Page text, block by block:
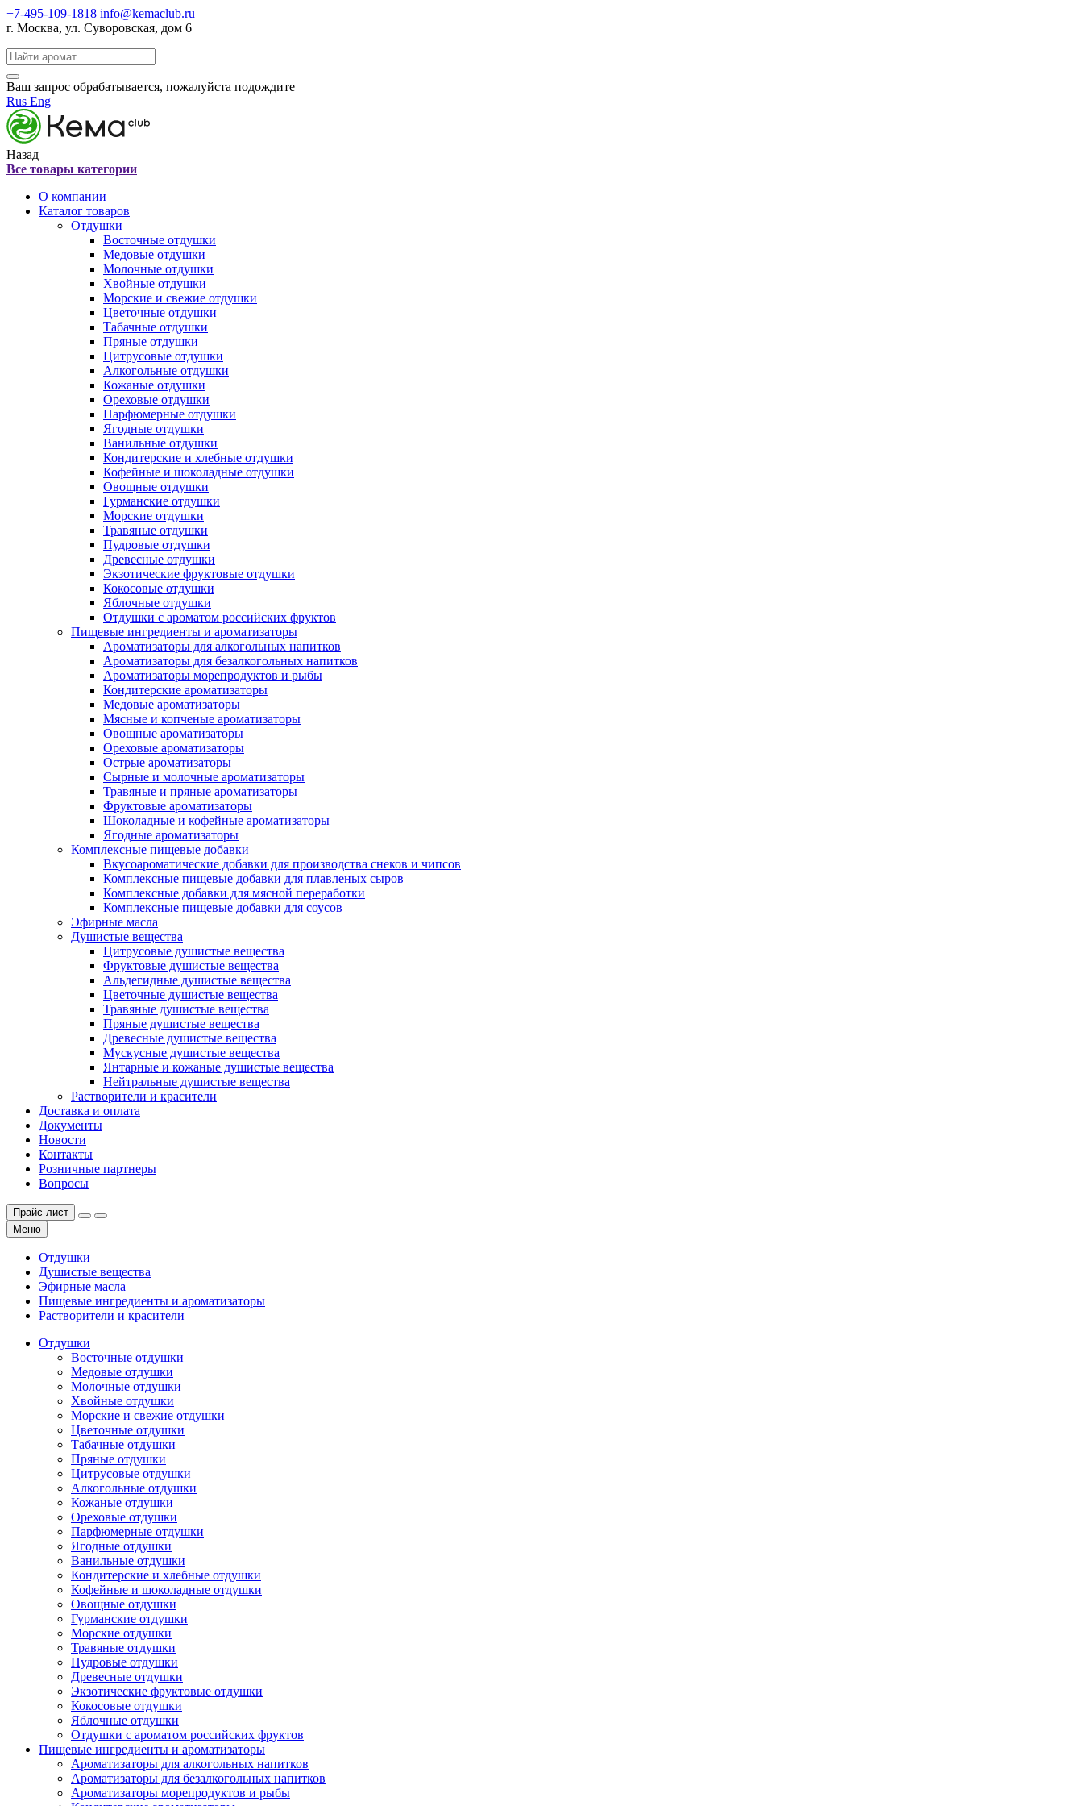
+7-495-109-1818 info@kemaclub.ru
г. Москва, ул. Суворовская, дом 6
Поиск:
Ваш запрос обрабатывается, пожалуйста подождите
Rus Eng
Назад
Все товары категории
О компании
Каталог товаров
Отдушки
Восточные отдушки
Медовые отдушки
Молочные отдушки
Хвойные отдушки
Морские и свежие отдушки
Цветочные отдушки
Табачные отдушки
Пряные отдушки
Цитрусовые отдушки
Алкогольные отдушки
Кожаные отдушки
Ореховые отдушки
Парфюмерные отдушки
Ягодные отдушки
Ванильные отдушки
Кондитерские и хлебные отдушки
Кофейные и шоколадные отдушки
Овощные отдушки
Гурманские отдушки
Морские отдушки
Травяные отдушки
Пудровые отдушки
Древесные отдушки
Экзотические фруктовые отдушки
Кокосовые отдушки
Яблочные отдушки
Отдушки с ароматом российских фруктов
Пищевые ингредиенты и ароматизаторы
Ароматизаторы для алкогольных напитков
Ароматизаторы для безалкогольных напитков
Ароматизаторы морепродуктов и рыбы
Кондитерские ароматизаторы
Медовые ароматизаторы
Мясные и копченые ароматизаторы
Овощные ароматизаторы
Ореховые ароматизаторы
Острые ароматизаторы
Сырные и молочные ароматизаторы
Травяные и пряные ароматизаторы
Фруктовые ароматизаторы
Шоколадные и кофейные ароматизаторы
Ягодные ароматизаторы
Комплексные пищевые добавки
Вкусоароматические добавки для производства снеков и чипсов
Комплексные пищевые добавки для плавленых сыров
Комплексные добавки для мясной переработки
Комплексные пищевые добавки для соусов
Эфирные масла
Душистые вещества
Цитрусовые душистые вещества
Фруктовые душистые вещества
Альдегидные душистые вещества
Цветочные душистые вещества
Травяные душистые вещества
Пряные душистые вещества
Древесные душистые вещества
Мускусные душистые вещества
Янтарные и кожаные душистые вещества
Нейтральные душистые вещества
Растворители и красители
Доставка и оплата
Документы
Новости
Контакты
Розничные партнеры
Вопросы
Прайс-лист
Меню
Отдушки
Душистые вещества
Эфирные масла
Пищевые ингредиенты и ароматизаторы
Растворители и красители
Отдушки
Восточные отдушки
Медовые отдушки
Молочные отдушки
Хвойные отдушки
Морские и свежие отдушки
Цветочные отдушки
Табачные отдушки
Пряные отдушки
Цитрусовые отдушки
Алкогольные отдушки
Кожаные отдушки
Ореховые отдушки
Парфюмерные отдушки
Ягодные отдушки
Ванильные отдушки
Кондитерские и хлебные отдушки
Кофейные и шоколадные отдушки
Овощные отдушки
Гурманские отдушки
Морские отдушки
Травяные отдушки
Пудровые отдушки
Древесные отдушки
Экзотические фруктовые отдушки
Кокосовые отдушки
Яблочные отдушки
Отдушки с ароматом российских фруктов
Пищевые ингредиенты и ароматизаторы
Ароматизаторы для алкогольных напитков
Ароматизаторы для безалкогольных напитков
Ароматизаторы морепродуктов и рыбы